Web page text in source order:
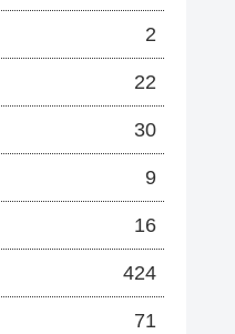
2
22
30
9
16
424
71